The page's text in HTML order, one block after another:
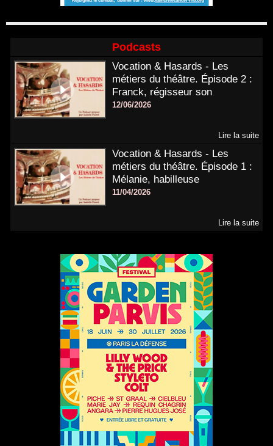
Podcasts
Vocation & Hasards - Les
métiers du théâtre. Épisode 2 :
Franck, régisseur son
12/06/2026
Lire la suite
Vocation & Hasards - Les
métiers du théâtre. Épisode 1 :
Mélanie, habilleuse
11/04/2026
Lire la suite